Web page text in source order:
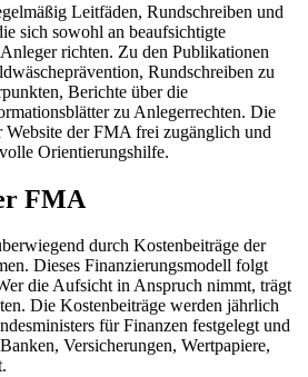
Leitfäden, Rundschreiben und
sich sowohl an beaufsichtigte
richten. Zu den Publikationen
Rundschreiben zu
Berichte über die
zu Anlegerrechten. Die
Website der FMA frei zugänglich und
Orientierungshilfe.
FMA
durch Kostenbeiträge der
Dieses Finanzierungsmodell folgt
die Aufsicht in Anspruch nimmt, trägt
Die Kostenbeiträge werden jährlich
für Finanzen festgelegt und
Versicherungen, Wertpapiere,